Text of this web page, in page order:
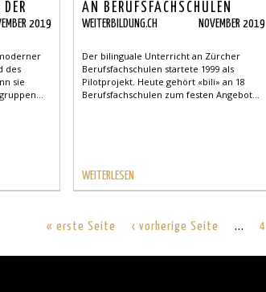
2019
des
sie
AN BERUFSFACHSCHULEN
WEITERBILDUNG.CH NOVEMBER 2019
Der bilinguale Unterricht an Zürcher
Berufsfachschulen startete 1999 als
Pilotprojekt. Heute gehört «bili» an 18
Berufsfachschulen zum festen Angebot...
WEITERLESEN
« erste Seite ‹ vorherige Seite … 4